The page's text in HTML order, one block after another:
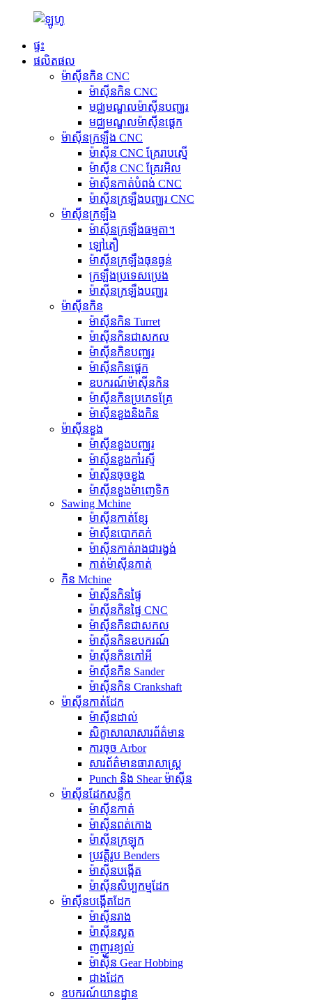
ផ្ទះ
ផលិតផល
ម៉ាស៊ីនកិន CNC
ម៉ាស៊ីនកិន CNC
មជ្ឈមណ្ឌលម៉ាស៊ីនបញ្ឈរ
មជ្ឈមណ្ឌលម៉ាស៊ីនផ្តេក
ម៉ាស៊ីនក្រឡឹង CNC
ម៉ាស៊ីន CNC គ្រែរាបស្មើ
ម៉ាស៊ីន CNC គ្រែរអិល
ម៉ាស៊ីនកាត់បំពង់ CNC
ម៉ាស៊ីនក្រឡឹងបញ្ឈរ CNC
ម៉ាស៊ីនក្រឡឹង
ម៉ាស៊ីនក្រឡឹងធម្មតា។
ឡៅតឿ
ម៉ាស៊ីនក្រឡឹងធុនធ្ងន់
ក្រឡឹងប្រទេសប្រេង
ម៉ាស៊ីនក្រឡឹងបញ្ឈរ
ម៉ាស៊ីនកិន
ម៉ាស៊ីនកិន Turret
ម៉ាស៊ីនកិនជាសកល
ម៉ាស៊ីនកិនបញ្ឈរ
ម៉ាស៊ីនកិនផ្តេក
ឧបករណ៍ម៉ាស៊ីនកិន
ម៉ាស៊ីនកិនប្រភេទគ្រែ
ម៉ាស៊ីនខួងនិងកិន
ម៉ាស៊ីនខួង
ម៉ាស៊ីនខួងបញ្ឈរ
ម៉ាស៊ីនខួងកាំរស្មី
ម៉ាស៊ីនចុចខួង
ម៉ាស៊ីនខួងម៉ាញេទិក
Sawing Mchine
ម៉ាស៊ីនកាត់ខ្សែ
ម៉ាស៊ីនបោកគក់
ម៉ាស៊ីនកាត់រាងជារង្វង់
កាត់ម៉ាស៊ីនកាត់
កិន Mchine
ម៉ាស៊ីនកិនផ្ទៃ
ម៉ាស៊ីនកិនផ្ទៃ CNC
ម៉ាស៊ីនកិនជាសកល
ម៉ាស៊ីនកិនឧបករណ៍
ម៉ាស៊ីនកិនកៅអី
ម៉ាស៊ីនកិន Sander
ម៉ាស៊ីនកិន Crankshaft
ម៉ាស៊ីនកាត់ដែក
ម៉ាស៊ីនដាល់
សិក្ខាសាលាសារព័ត៌មាន
ការចុច Arbor
សារព័ត៌មានធារាសាស្ត្រ
Punch និង Shear ម៉ាស៊ីន
ម៉ាស៊ីនដែកសន្លឹក
ម៉ាស៊ីនកាត់
ម៉ាស៊ីនពត់កោង
ម៉ាស៊ីនក្រឡុក
ប្រវត្តិរូប Benders
ម៉ាស៊ីនបង្កើត
ម៉ាស៊ីនសិប្បកម្មដែក
ម៉ាស៊ីនបង្កើតដែក
ម៉ាស៊ីនរាង
ម៉ាស៊ីនស្លត
ញញួរខ្យល់
ម៉ាស៊ីន Gear Hobbing
ជាងដែក
ឧបករណ៍យានដ្ឋាន